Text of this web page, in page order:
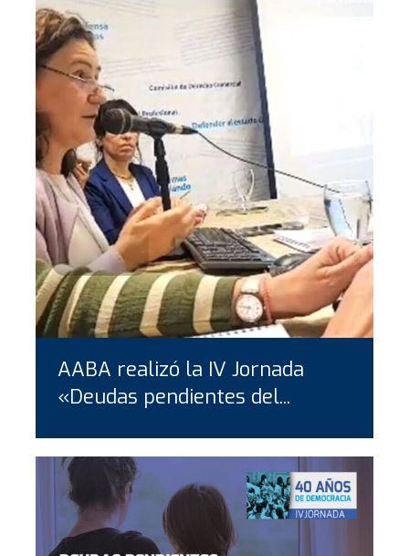
AABA realizó la IV Jornada
«Deudas pendientes del...